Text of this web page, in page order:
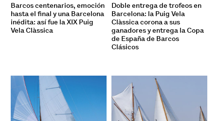
Barcos centenarios, emoción
hasta el final y una Barcelona
inédita: así fue la XIX Puig
Vela Clàssica
Doble entrega de trofeos en
Barcelona: la Puig Vela
Clàssica corona a sus
ganadores y entrega la Copa
de España de Barcos
Clásicos